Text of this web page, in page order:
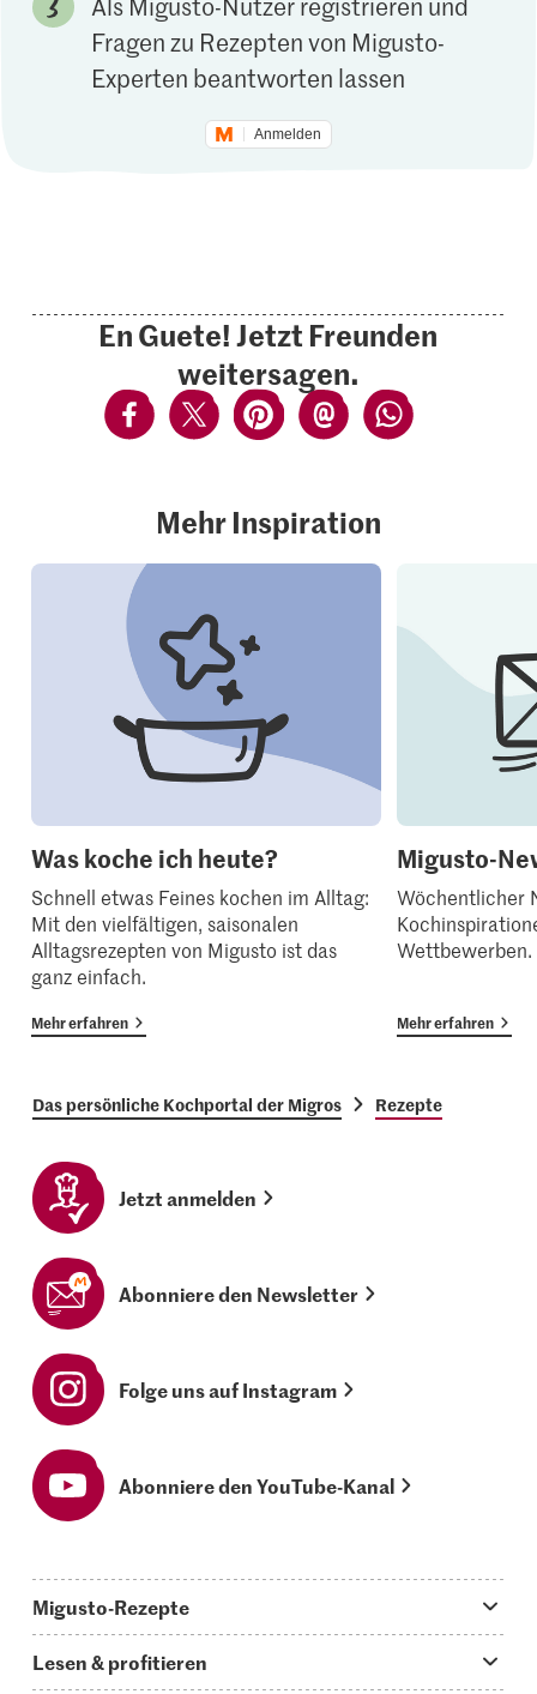
Fragen zu Rezepten von Migusto-
Experten beantworten lassen
Anmelden
En Guete! Jetzt Freunden
weitersagen.
Mehr Inspiration
Was koche ich heute?
Schnell etwas Feines kochen im Alltag:
Mit den vielfältigen, saisonalen
Alltagsrezepten von Migusto ist das
ganz einfach.
Mehr erfahren
Migusto-
Wöchentlicher
Wettbewerben.
Mehr erfahren
Das persönliche Kochportal der Migros Rezepte
Jetzt anmelden
Abonniere den Newsletter
Folge uns auf Instagram
Abonniere den YouTube-Kanal
Migusto-Rezepte
Lesen & profitieren